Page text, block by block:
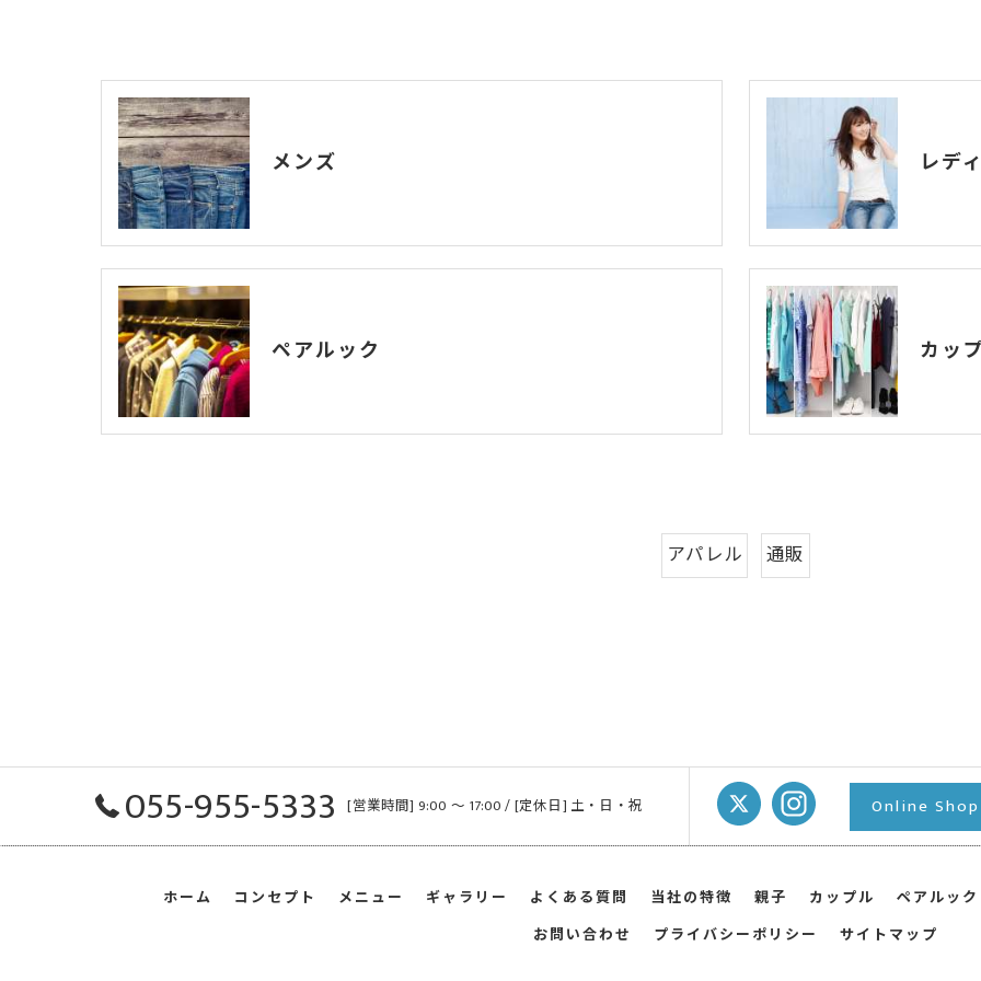
メンズ レデ
ペアルック カッ
アパレル 通販
055-955-5333 [営業時間] 9:00 〜 17:00 / [定休日] 土・日・祝 Online
ホーム コンセプト メニュー ギャラリー よくある質問 当社の特徴 親子 カップル ペアルック
お問い合わせ
プライバシーポリシー サイトマップ